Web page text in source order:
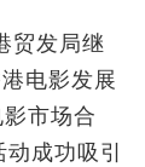
贸发局继
电影发展
市场合
成功吸引